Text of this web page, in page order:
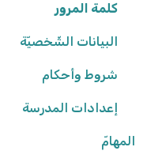
كلمة المرور
البيانات الشّخصيّة
شروط وأحكام
إعدادات المدرسة
المهامّ